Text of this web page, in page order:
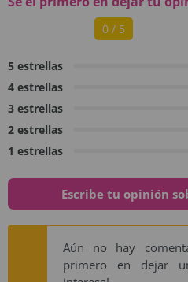
0 / 5
5 estrellas
4 estrellas
3 estrellas
2 estrellas
1 estrellas
Escribe tu opinión
Aún no hay
primero en dejar